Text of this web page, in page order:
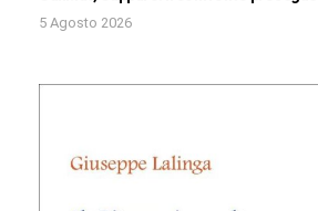
5 Agosto 2026